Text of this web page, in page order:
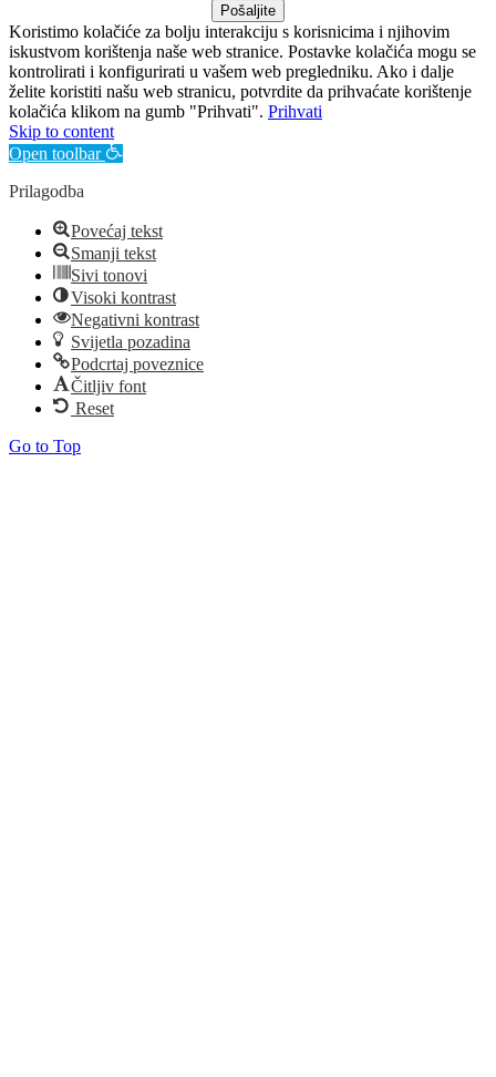
Pošaljite
Koristimo kolačiće za bolju interakciju s korisnicima i njihovim
iskustvom korištenja naše web stranice. Postavke kolačića mogu se
kontrolirati i konfigurirati u vašem web pregledniku. Ako i dalje
želite koristiti našu web stranicu, potvrdite da prihvaćate korištenje
kolačića klikom na gumb "Prihvati". Prihvati
Skip to content
Open toolbar
Prilagodba
Povećaj tekst
Smanji tekst
Sivi tonovi
Visoki kontrast
Negativni kontrast
Svijetla pozadina
Podcrtaj poveznice
Čitljiv font
Reset
Go to Top